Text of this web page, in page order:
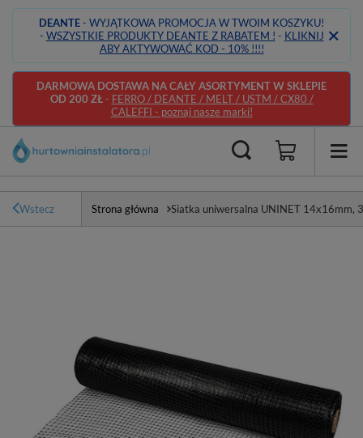
DEANTE- WYJĄTKOWA PROMOCJA W TWOIM KOSZYKU!
- WSZYSTKIE PRODUKTY DEANTE Z RABATEM ! - KLIKNIJ
ABY AKTYWOWAĆ KOD - 10% !!!!
DARMOWA DOSTAWA NA CAŁY ASORTYMENT W SKLEPIE
OD 200 ZŁ- FERRO / DEANTE / MELT / USTM / CX80 /
CALEFFI - poznaj nasze marki!
Wstecz Strona główna Siatka uniwersalna UNINET 14x16mm,